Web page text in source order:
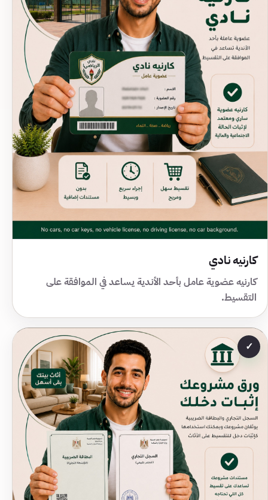
كارنيه نادي
كارنيه عضوية عامل بأحد الأندية يساعد في الموافقة على
التقسيط.